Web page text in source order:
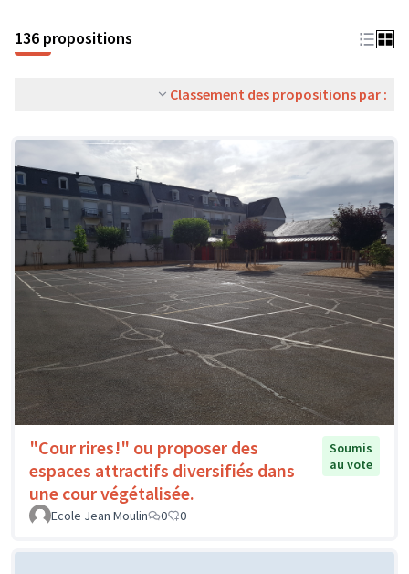
136 propositions
Classement des propositions par :
"Cour rires!" ou proposer des
espaces attractifs diversifiés dans
une cour végétalisée.
Soumis
au vote
Ecole Jean Moulin 0 0